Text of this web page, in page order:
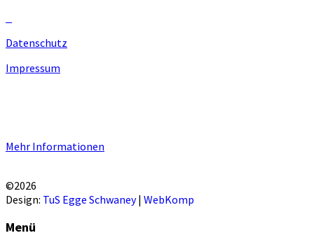
Datenschutz
Impressum
Mehr Informationen
©2026
Design: TuS Egge Schwaney| WebKomp
Menü